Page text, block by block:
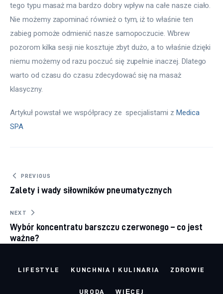
tego typu masaż ma bardzo dobry wpływ na całe nasze ciało.
Nie możemy zapominać również o tym, iż to właśnie ten
zabieg pomoże odmienić nasze samopoczucie. Wbrew
pozorom kilka sesji nie kosztuje zbyt dużo, a to właśnie dzięki
niemu możemy od razu poczuć się zupełnie inaczej. Dlatego
warto od czasu do czasu zdecydować się na masaż
klasyczny.
Artykuł powstał we współpracy ze  specjalistami z Medica
SPA
Nawigacja wpisu
PREVIOUS
Zalety i wady siłowników pneumatycznych
NEXT
Wybór koncentratu barszczu czerwonego – co jest
ważne?
LIFESTYLE KUNCHNIA I KULINARIA ZDROWIE
URODA WIĘCEJ